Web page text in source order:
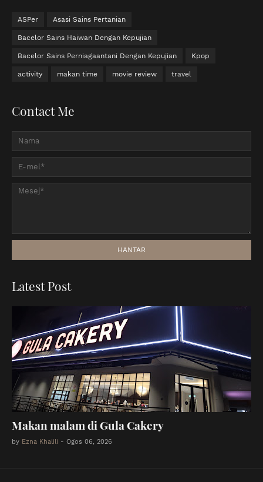
ASPer Asasi Sains Pertanian
Bacelor Sains Haiwan Dengan Kepujian
Bacelor Sains Perniagaantani Dengan Kepujian Kpop
activity makan time movie review travel
Contact Me
Latest Post
Makan malam di Gula Cakery
by Ezna Khalili - Ogos 06, 2026